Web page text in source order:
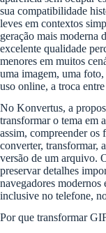
sua compatibilidade
leves em contextos
geração mais moderna
excelente qualidade
menores em muitos
uma imagem, uma
uso online, a troca
No Konvertus, a
transformar o tema em
assim, compreender os
converter, transformar,
versão de um arquivo.
preservar detalhes
navegadores
inclusive no telefone,
Por que transformar